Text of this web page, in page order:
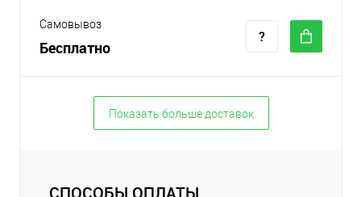
Самовывоз
Бесплатно
Показать больше доставок